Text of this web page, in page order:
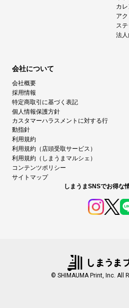
カ
ア
ス
法
会社について
会社概要
採用情報
特定商取引に基づく表記
個人情報保護方針
カスタマーハラスメントに対する行
動指針
利用規約
利用規約（店頭受取サービス）
利用規約（しまうまマルシェ）
コンテンツポリシー
サイトマップ
しまうまSNSでお得な
© SHIMAUMA Print, Inc. All